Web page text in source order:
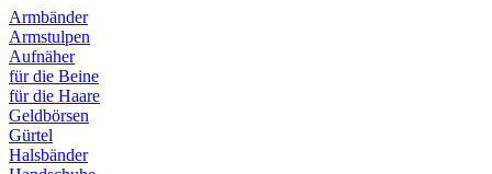
Armbänder
Armstulpen
Aufnäher
für die Beine
für die Haare
Geldbörsen
Gürtel
Halsbänder